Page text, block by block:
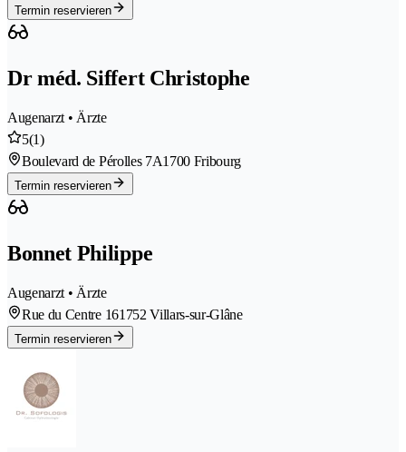
Termin reservieren
Dr méd. Siffert Christophe
Augenarzt • Ärzte
5(1)
Boulevard de Pérolles 7A1700 Fribourg
Termin reservieren
Bonnet Philippe
Augenarzt • Ärzte
Rue du Centre 161752 Villars-sur-Glâne
Termin reservieren